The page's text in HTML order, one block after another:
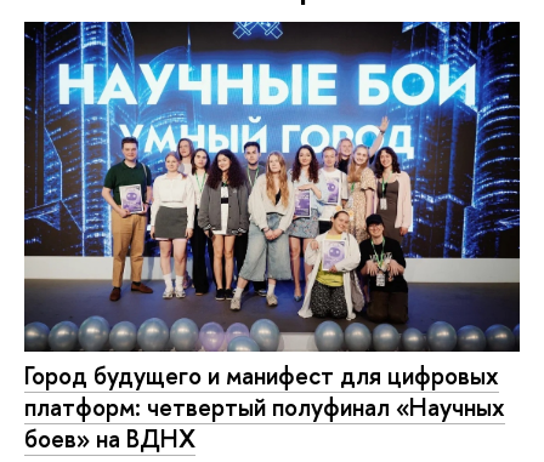
Город будущего и манифест для цифровых
платформ: четвертый полуфинал «Научных
боев» на ВДНХ